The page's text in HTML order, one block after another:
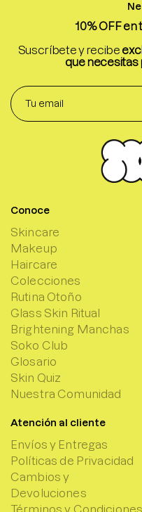
10% OFF
Suscríbete y recibe
que necesitas
Conoce
Skincare
Makeup
Haircare
Colecciones
Rutina Otoño
Glass Skin Ritual
Brightening Manchas
Soko Club
Glosario
Skin Quiz
Nuestra Comunidad
Atención al cliente
Envíos y Entregas
Políticas de Privacidad
Cambios y
Devoluciones
Términos y Condiciones